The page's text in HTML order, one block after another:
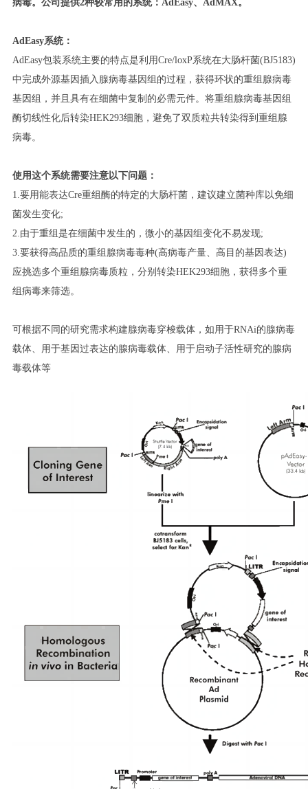
病毒。公司提供2种较常用的系统：AdEasy、AdMAX。
AdEasy系统：
AdEasy包装系统主要的特点是利用Cre/loxP系统在大肠杆菌(BJ5183)
中完成外源基因插入腺病毒基因组的过程，获得环状的重组腺病毒
基因组，并且具有在细菌中复制的必需元件。将重组腺病毒基因组
酶切线性化后转染HEK293细胞，避免了双质粒共转染得到重组腺
病毒。
使用这个系统需要注意以下问题：
1.要用能表达Cre重组酶的特定的大肠杆菌，建议建立菌种库以免细
菌发生变化;
2.由于重组是在细菌中发生的，微小的基因组变化不易发现;
3.要获得高品质的重组腺病毒毒种(高病毒产量、高目的基因表达)
应挑选多个重组腺病毒质粒，分别转染HEK293细胞，获得多个重
组病毒来筛选。
可根据不同的研究需求构建腺病毒穿梭载体，如用于RNAi的腺病毒
载体、用于基因过表达的腺病毒载体、用于启动子活性研究的腺病
毒载体等